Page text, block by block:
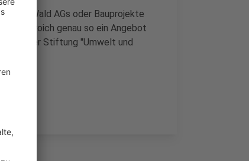
Wald AGs oder Bauprojekte
genau so ein Angebot
von der Stiftung "Umwelt und